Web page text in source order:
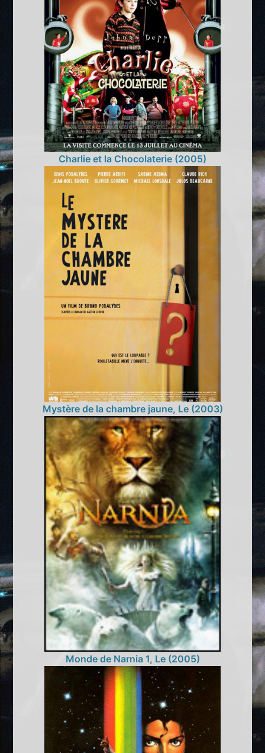
Charlie et la Chocolaterie (2005)
Mystère de la chambre jaune, Le (2003)
Monde de Narnia 1, Le (2005)